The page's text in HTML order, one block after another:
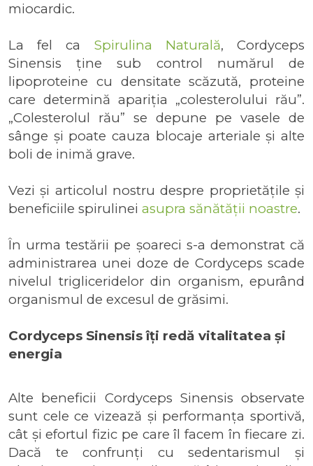
miocardic.
La fel ca Spirulina Naturală, Cordyceps
Sinensis ține sub control numărul de
lipoproteine cu densitate scăzută, proteine
care determină apariția „colesterolului rău”.
„Colesterolul rău” se depune pe vasele de
sânge și poate cauza blocaje arteriale și alte
boli de inimă grave.
Vezi și articolul nostru despre proprietățile și
beneficiile spirulinei asupra sănătății noastre.
În urma testării pe șoareci s-a demonstrat că
administrarea unei doze de Cordyceps scade
nivelul trigliceridelor din organism, epurând
organismul de excesul de grăsimi.
Cordyceps Sinensis îți redă vitalitatea și
energia
Alte beneficii Cordyceps Sinensis observate
sunt cele ce vizează și performanța sportivă,
cât și efortul fizic pe care îl facem în fiecare zi.
Dacă te confrunți cu sedentarismul și